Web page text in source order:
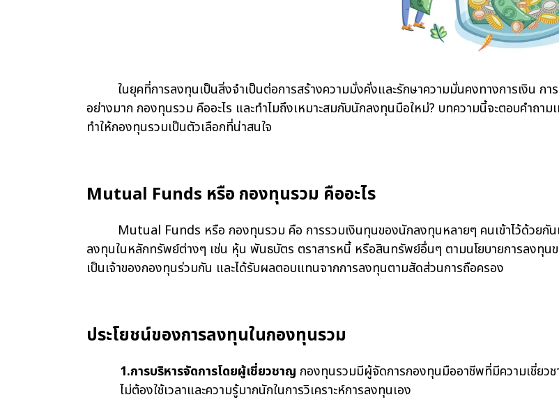
ในยุคที่การลงทุนเป็นสิ่งจำเป็นต่อการสร้างความมั่งคั่งและรักษาความมั่นคงทางการเงิน กา
อย่างมาก กองทุนรวม คืออะไร และทำไมถึงเหมาะสมกับนักลงทุนมือใหม่? บทความนี้จะตอบคำถา
ทำให้กองทุนรวมเป็นตัวเลือกที่น่าสนใจ
Mutual Funds หรือ กองทุนรวม คืออะไร
Mutual Funds หรือ กองทุนรวม คือ การรวมเงินทุนของนักลงทุนหลายๆ คนเข้าไว้ด้วยกัน
ลงทุนในหลักทรัพย์ต่างๆ เช่น หุ้น พันธบัตร ตราสารหนี้ หรือสินทรัพย์อื่นๆ ตามนโยบายการลงทุ
เป็นเจ้าของกองทุนร่วมกัน และได้รับผลตอบแทนจากการลงทุนตามสัดส่วนการถือครอง
ประโยชน์ของการลงทุนในกองทุนรวม
1.การบริหารจัดการโดยผู้เชี่ยวชาญ กองทุนรวมมีผู้จัดการกองทุนมืออาชีพที่มีความเชี่ยว
ไม่ต้องใช้เวลาและความรู้มากนักในการวิเคราะห์การลงทุนเอง